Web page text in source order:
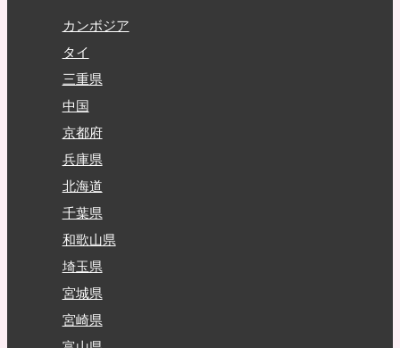
カンボジア
タイ
三重県
中国
京都府
兵庫県
北海道
千葉県
和歌山県
埼玉県
宮城県
宮崎県